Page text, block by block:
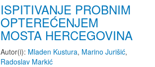
ISPITIVANJE PROBNIM
OPTEREĆENJEM
MOSTA HERCEGOVINA
Autor(i): Mladen Kustura, Marino Jurišić,
Radoslav Markić